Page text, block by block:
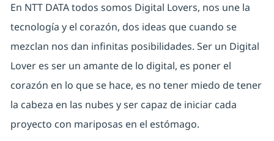
En NTT DATA todos somos Digital Lovers, nos une la
tecnología y el corazón, dos ideas que cuando se
mezclan nos dan infinitas posibilidades. Ser un Digital
Lover es ser un amante de lo digital, es poner el
corazón en lo que se hace, es no tener miedo de tener
la cabeza en las nubes y ser capaz de iniciar cada
proyecto con mariposas en el estómago.